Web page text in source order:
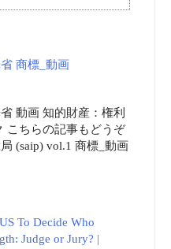
商標_動画
動画 知的財産：権利
こちらの記事もどうぞ
(saip) vol.1 商標_動画
To Decide Who
Judge or Jury? |